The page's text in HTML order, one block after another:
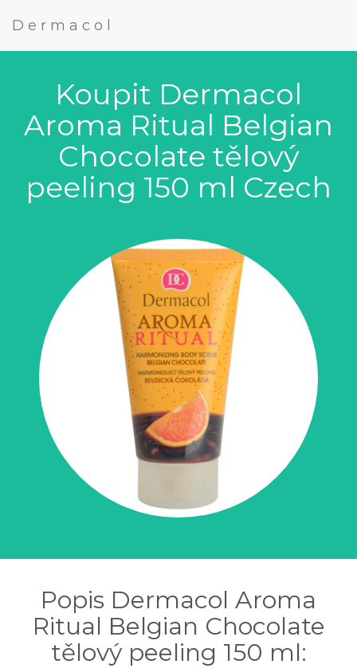
Dermacol
Koupit Dermacol
Aroma Ritual Belgian
Chocolate tělový
peeling 150 ml Czech
Popis Dermacol Aroma
Ritual Belgian Chocolate
tělový peeling 150 ml: